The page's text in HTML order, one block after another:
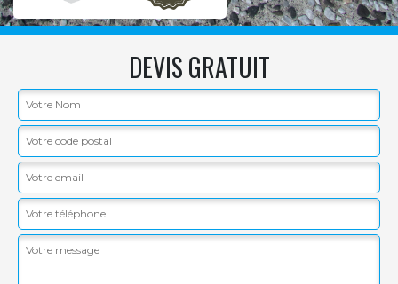
DEVIS GRATUIT